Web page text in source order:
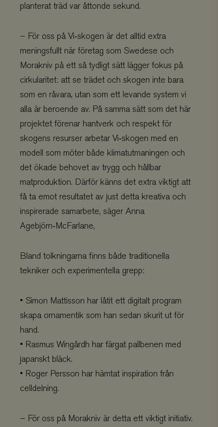
planterat träd var åttonde sekund.
– För oss på Vi‑skogen är det alltid extra
meningsfullt när företag som Swedese och
Morakniv på ett så tydligt sätt lägger fokus på
cirkularitet: att se trädet och skogen inte bara
som en råvara, utan som ett levande system vi
alla är beroende av. På samma sätt som det här
projektet förenar hantverk och respekt för
skogens resurser arbetar Vi‑skogen med en
modell som möter både klimatutmaningen och
det ökade behovet av trygg och hållbar
matproduktion. Därför känns det extra viktigt att
få ta emot resultatet av just detta kreativa och
inspirerade samarbete, säger Anna
Agebjörn‑McFarlane,
Bland tolkningarna finns både traditionella
tekniker och experimentella grepp:
• Simon Mattisson har låtit ett digitalt program
skapa ornamentik som han sedan skurit ut för
hand.
• Rasmus Wingårdh har färgat pallbenen med
japanskt bläck.
• Roger Persson har hämtat inspiration från
celldelning.
– För oss på Morakniv är detta ett viktigt initiativ.